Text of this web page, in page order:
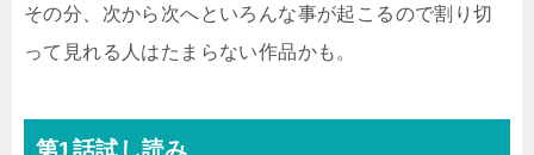
その分、次から次へといろんな事が起こるので割り切
って見れる人はたまらない作品かも。
第1話試し読み